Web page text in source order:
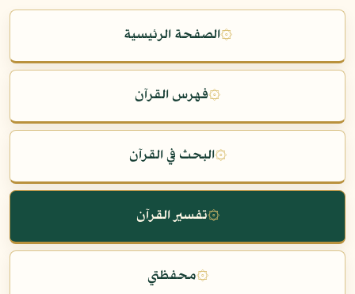
۞الصفحة الرئيسية
۞فهرس القرآن
۞البحث في القرآن
۞تفسير القرآن
۞محفظتي